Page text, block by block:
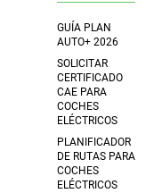
GUÍA PLAN
AUTO+ 2026
SOLICITAR
CERTIFICADO
CAE PARA
COCHES
ELÉCTRICOS
PLANIFICADOR
DE RUTAS PARA
COCHES
ELÉCTRICOS